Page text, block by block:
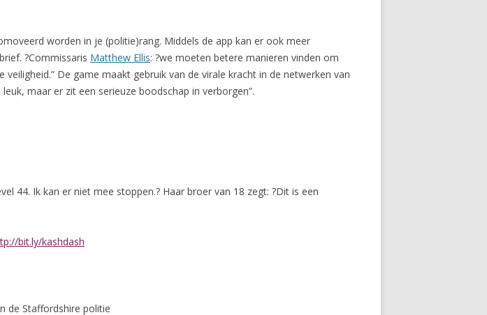
worden in je (politie)rang. Middels de app kan er ook meer
?Commissaris Matthew Ellis: ?we moeten betere manieren vinden om
De game maakt gebruik van de virale kracht in de netwerken van
maar er zit een serieuze boodschap in verborgen”.
44. Ik kan er niet mee stoppen.? Haar broer van 18 zegt: ?Dit is een
bit.ly/kashdash
de Staffordshire politie